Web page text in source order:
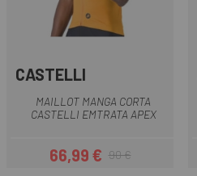
CASTELLI
MAILLOT MANGA CORTA
CASTELLI EMTRATA APEX
Precio
66,99 €Precio regular
90 €